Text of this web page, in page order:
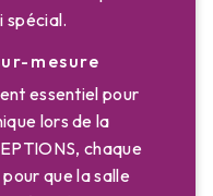
spécial.
mesure
essentiel pour
lors de la
chaque
que la salle